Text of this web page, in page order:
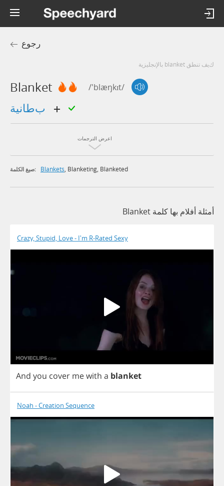
رجوع
كيف تنطق blanket بالإنجليزية
Blanket /'blæŋkɪt/
اعرض الترجمات
صيغ الكلمة: Blankets, Blanketing, Blanketed
أمثلة أفلام بها كلمة Blanket
Crazy, Stupid, Love - I'm R-Rated Sexy
And you cover mewith a blanket
Noah - Creation Sequence